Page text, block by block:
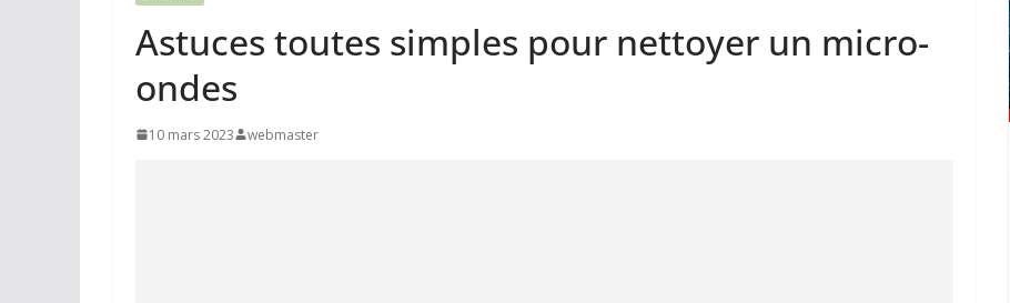
Astuces toutes simples pour nettoyer un micro-
ondes
10 mars 2023 webmaster